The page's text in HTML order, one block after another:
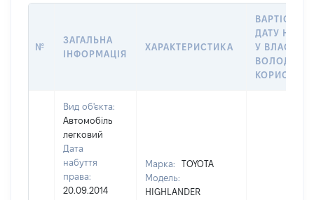
№
ЗАГАЛЬНА
ІНФОРМАЦІЯ
ХАРАКТЕРИСТИКА
ВАРТІСТЬ
ДАТУ
У
Вид об'єкта:
Автомобіль
легковий
Дата
набуття
права:
20.09.2014
Марка:
TOYOTA
Модель:
HIGHLANDER